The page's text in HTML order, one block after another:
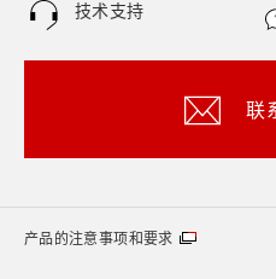
技术支持
联
产品的注意事项和要求